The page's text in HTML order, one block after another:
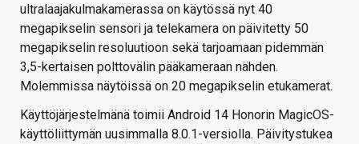
ultralaajakulmakamerassa on käytössä nyt 40
megapikselin sensori ja telekamera on päivitetty 50
megapikselin resoluutioon sekä tarjoamaan pidemmän
3,5-kertaisen polttovälin pääkameraan nähden.
Molemmissa näytöissä on 20 megapikselin etukamerat.
Käyttöjärjestelmänä toimii Android 14 Honorin MagicOS-
käyttöliittymän uusimmalla 8.0.1-versiolla. Päivitystukea